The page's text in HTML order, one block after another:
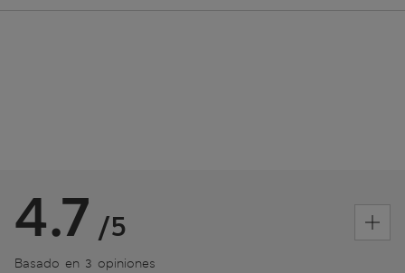
4.7 /5
Basado en 3 opiniones